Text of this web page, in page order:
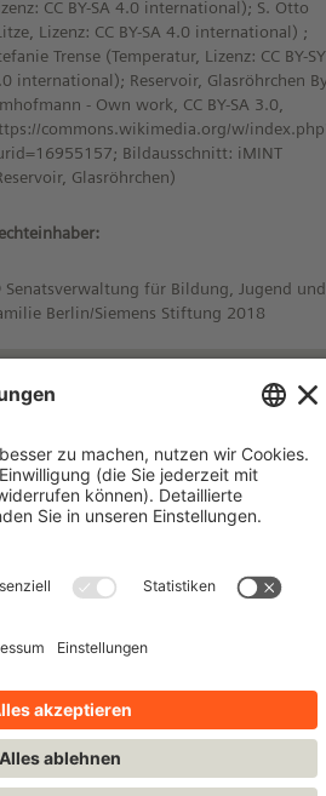
CC BY-SA 4.0 international); S. Otto
Lizenz: CC BY-SA 4.0 international) ;
Trense (Temperatur, Lizenz: CC BY-SY
international); Reservoir, Glasröhrchen
- Own work, CC BY-SA 3.0,
commons.wikimedia.org/w/
Bildausschnitt: iMINT
Glasröhrchen)
Senatsverwaltung für Bildung, Jugend und
Berlin/Siemens Stiftung 2018